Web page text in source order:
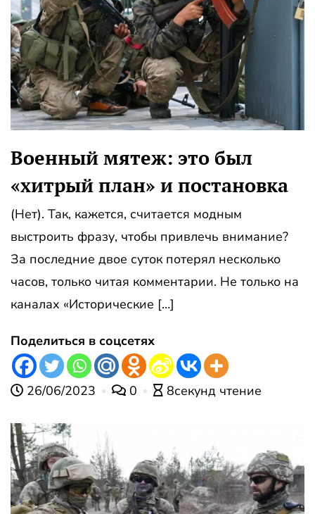
Военный мятеж: это был
«хитрый план» и постановка
(Нет). Так, кажется, считается модным
выстроить фразу, чтобы привлечь внимание?
За последние двое суток потерял несколько
часов, только читая комментарии. Не только на
каналах «Исторические […]
Поделиться в соцсетях
26/06/2023 0 8секунд чтение